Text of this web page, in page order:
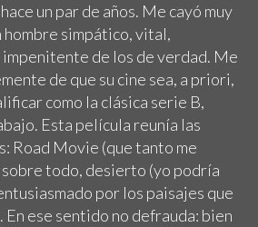
un par de años. Me cayó muy
simpático, vital,
de los de verdad. Me
de que su cine sea, a priori,
como la clásica serie B,
Esta película reunía las
Road Movie (que tanto me
sobre todo, desierto (yo podría
por los paisajes que
En ese sentido no defrauda: bien